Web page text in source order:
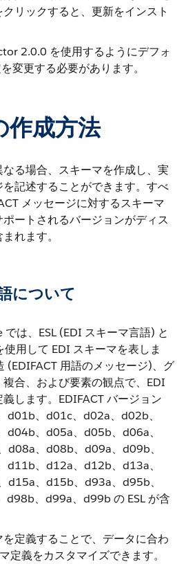
リックすると、更新をインスト
2.0.0 を使用するようにデフォ
変更する必要があります。
作成方法
る場合、スキーマを作成し、実
記述することができます。すべ
メッセージに対するスキーマ
ートされるバージョンがディス
れます。
について
は、ESL (EDI スキーマ言語) と
用して EDI スキーマを表しま
(EDIFACT 用語のメッセージ)、グ
合、および要素の観点で、EDI
します。EDIFACT バージョン
、d01c、d02a、d02b、
、d05a、d05b、d06a、
、d08b、d09a、d09b、
、d12a、d12b、d13a、
、d15b、d93a、d95b、
、d99a、d99b の ESL が含
定義することで、データに合わ
定義をカスタマイズできます。